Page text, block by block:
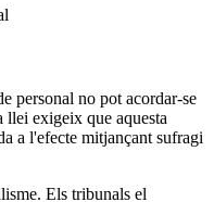
personal no pot acordar-se
llei exigeix que aquesta
a l'efecte mitjançant sufragi
Els tribunals el